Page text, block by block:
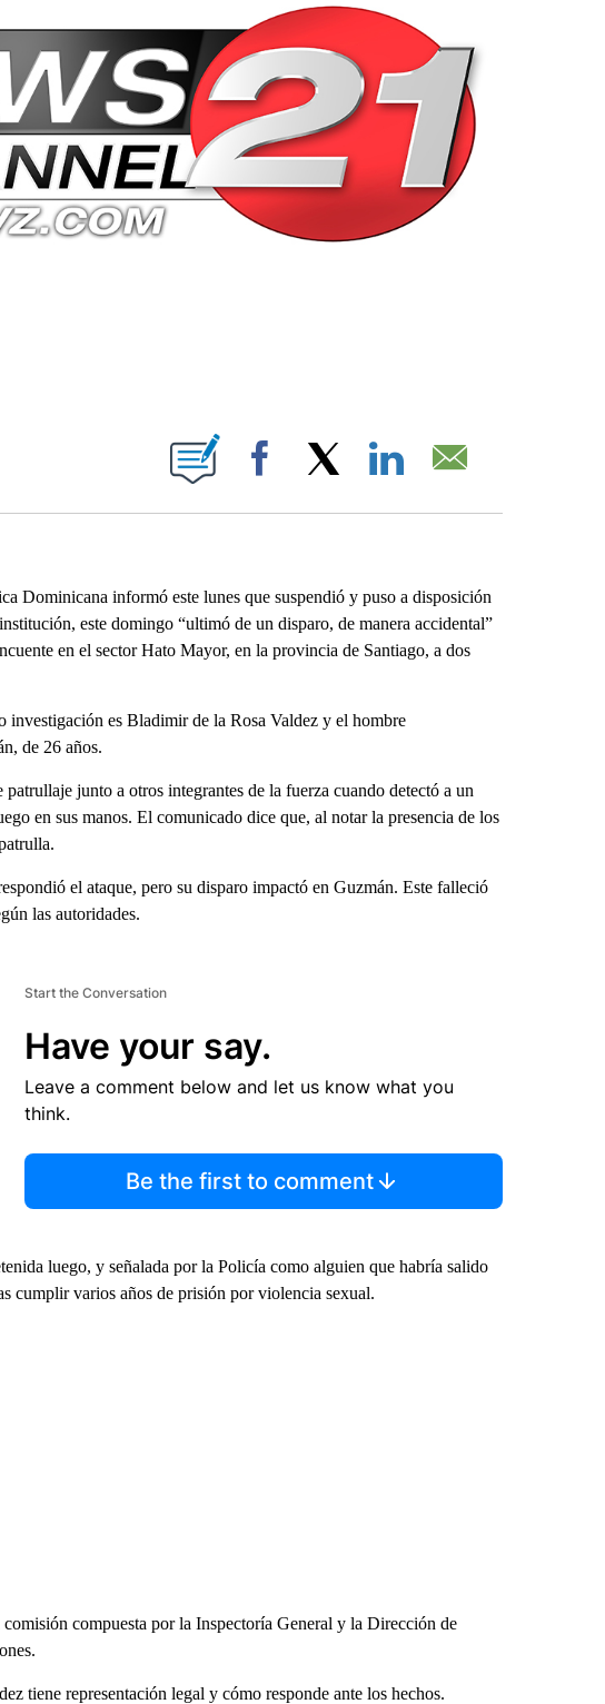
ABOUT NEW PAGES ON "".
Facebook
Dominicana informó este lunes que suspendió y puso a disposición
este domingo “ultimó de un disparo, de manera accidental”
en el sector Hato Mayor, en la provincia de Santiago, a dos
investigación es Bladimir de la Rosa Valdez y el hombre
de 26 años.
junto a otros integrantes de la fuerza cuando detectó a un
en sus manos. El comunicado dice que, al notar la presencia de los
el ataque, pero su disparo impactó en Guzmán. Este falleció
las autoridades.
Start the Conversation
Have your say.
Leave a comment below and let us know what you
think.
Be the first to comment
luego, y señalada por la Policía como alguien que habría salido
cumplir varios años de prisión por violencia sexual.
compuesta por la Inspectoría General y la Dirección de
tiene representación legal y cómo responde ante los hechos.